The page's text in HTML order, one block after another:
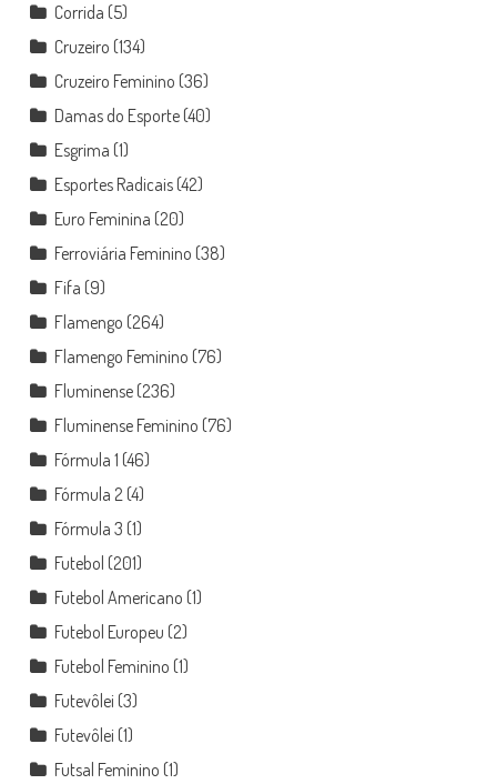
Corrida (5)
Cruzeiro (134)
Cruzeiro Feminino (36)
Damas do Esporte(40)
Esgrima (1)
Esportes Radicais(42)
Euro Feminina (20)
Ferroviária Feminino (38)
Fifa (9)
Flamengo (264)
Flamengo Feminino (76)
Fluminense(236)
Fluminense Feminino (76)
Fórmula 1 (46)
Fórmula 2(4)
Fórmula 3 (1)
Futebol (201)
Futebol Americano (1)
Futebol Europeu (2)
Futebol Feminino (1)
Futevôlei (3)
Futevôlei (1)
Futsal Feminino (1)